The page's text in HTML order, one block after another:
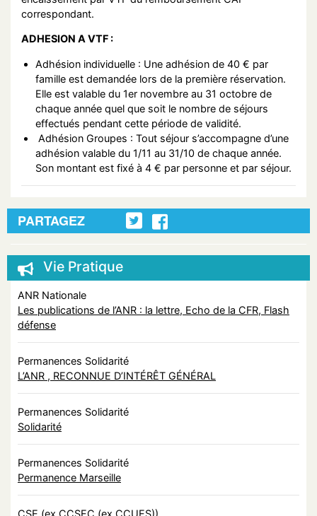
correspondant.
ADHESION A VTF :
Adhésion individuelle : Une adhésion de 40 € par
famille est demandée lors de la première réservation.
Elle est valable du 1er novembre au 31 octobre de
chaque année quel que soit le nombre de séjours
effectués pendant cette période de validité.
Adhésion Groupes : Tout séjour s’accompagne d’une
adhésion valable du 1/11 au 31/10 de chaque année.
Son montant est fixé à 4 € par personne et par séjour.
PARTAGEZ
Vie Pratique
ANR Nationale
Les publications de l’ANR : la lettre, Echo de la CFR, Flash
défense
Permanences Solidarité
L’ANR , RECONNUE D’INTÉRÊT GÉNÉRAL
Permanences Solidarité
Solidarité
Permanences Solidarité
Permanence Marseille
CSE (ex CCSEC (ex CCUES))